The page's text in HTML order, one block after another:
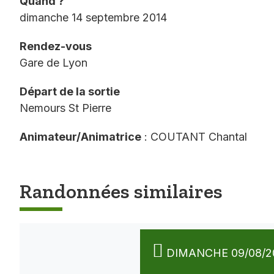
dimanche 14 septembre 2014
Rendez-vous
Gare de Lyon
Départ de la sortie
Nemours St Pierre
Animateur/Animatrice : COUTANT Chantal
Randonnées similaires
DIMANCHE 09/08/